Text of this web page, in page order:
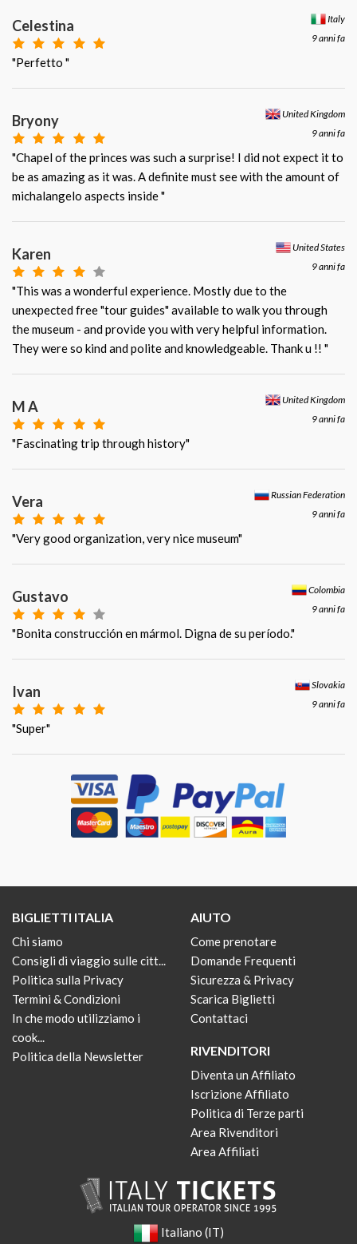
Italy
9 anni fa
Celestina
"Perfetto "
United Kingdom
9 anni fa
Bryony
"Chapel of the princes was such a surprise! I did not expect it to
be as amazing as it was. A definite must see with the amount of
michalangelo aspects inside "
United States
9 anni fa
Karen
"This was a wonderful experience. Mostly due to the
unexpected free "tour guides" available to walk you through
the museum - and provide you with very helpful information.
They were so kind and polite and knowledgeable. Thank u !! "
United Kingdom
9 anni fa
M A
"Fascinating trip through history"
Russian Federation
9 anni fa
Vera
"Very good organization, very nice museum"
Colombia
9 anni fa
Gustavo
"Bonita construcción en mármol. Digna de su período."
Slovakia
9 anni fa
Ivan
"Super"
BIGLIETTI ITALIA
Chi siamo
Consigli di viaggio sulle citt...
Politica sulla Privacy
Termini & Condizioni
In che modo utilizziamo i
cook...
Politica della Newsletter
AIUTO
Come prenotare
Domande Frequenti
Sicurezza & Privacy
Scarica Biglietti
Contattaci
RIVENDITORI
Diventa un Affiliato
Iscrizione Affiliato
Politica di Terze parti
Area Rivenditori
Area Affiliati
Italiano (IT)